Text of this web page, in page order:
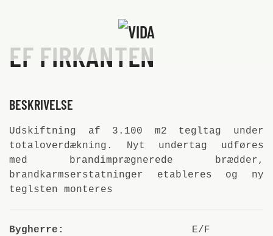
Skip to main content
EF FIRKANTEN
BESKRIVELSE
Udskiftning af 3.100 m2 tegltag under
totaloverdækning. Nyt undertag udføres
med brandimprægnerede brædder,
brandkarmserstatninger etableres og ny
teglsten monteres
Bygherre:
E/F